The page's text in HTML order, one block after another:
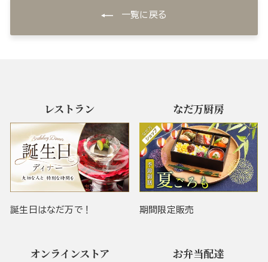
一覧に戻る
レストラン
誕生日はなだ万で！
なだ万厨房
期間限定販売
オンラインストア お弁当配達